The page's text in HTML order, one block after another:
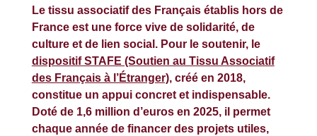
Le tissu associatif des Français établis hors de
France est une force vive de solidarité, de
culture et de lien social. Pour le soutenir, le
dispositif STAFE (Soutien au Tissu Associatif
des Français à l’Étranger), créé en 2018,
constitue un appui concret et indispensable.
Doté de 1,6 million d’euros en 2025, il permet
chaque année de financer des projets utiles,